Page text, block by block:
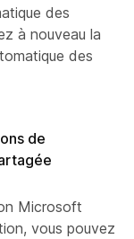
des
à nouveau la
des
de
Microsoft
vous pouvez